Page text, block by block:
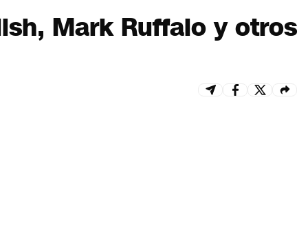
Mark Ruffalo y otros